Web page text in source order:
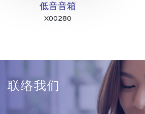
低音音箱
X00280
联络我们